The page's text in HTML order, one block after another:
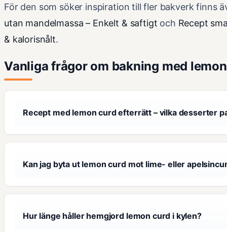
För den som söker inspiration till fler bakverk finns
utan mandelmassa – Enkelt & saftigt och Recept
& kalorisnålt.
Vanliga frågor om bakning med
Recept med lemon curd efterrätt – vilka desserter
Kan jag byta ut lemon curd mot lime- eller
Hur länge håller hemgjord lemon curd i kylen?